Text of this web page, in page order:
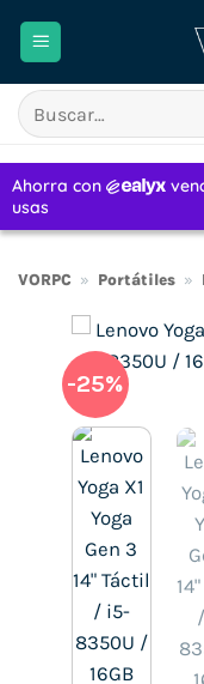
Buscar
por:
VORPC » Portátiles »
-25%